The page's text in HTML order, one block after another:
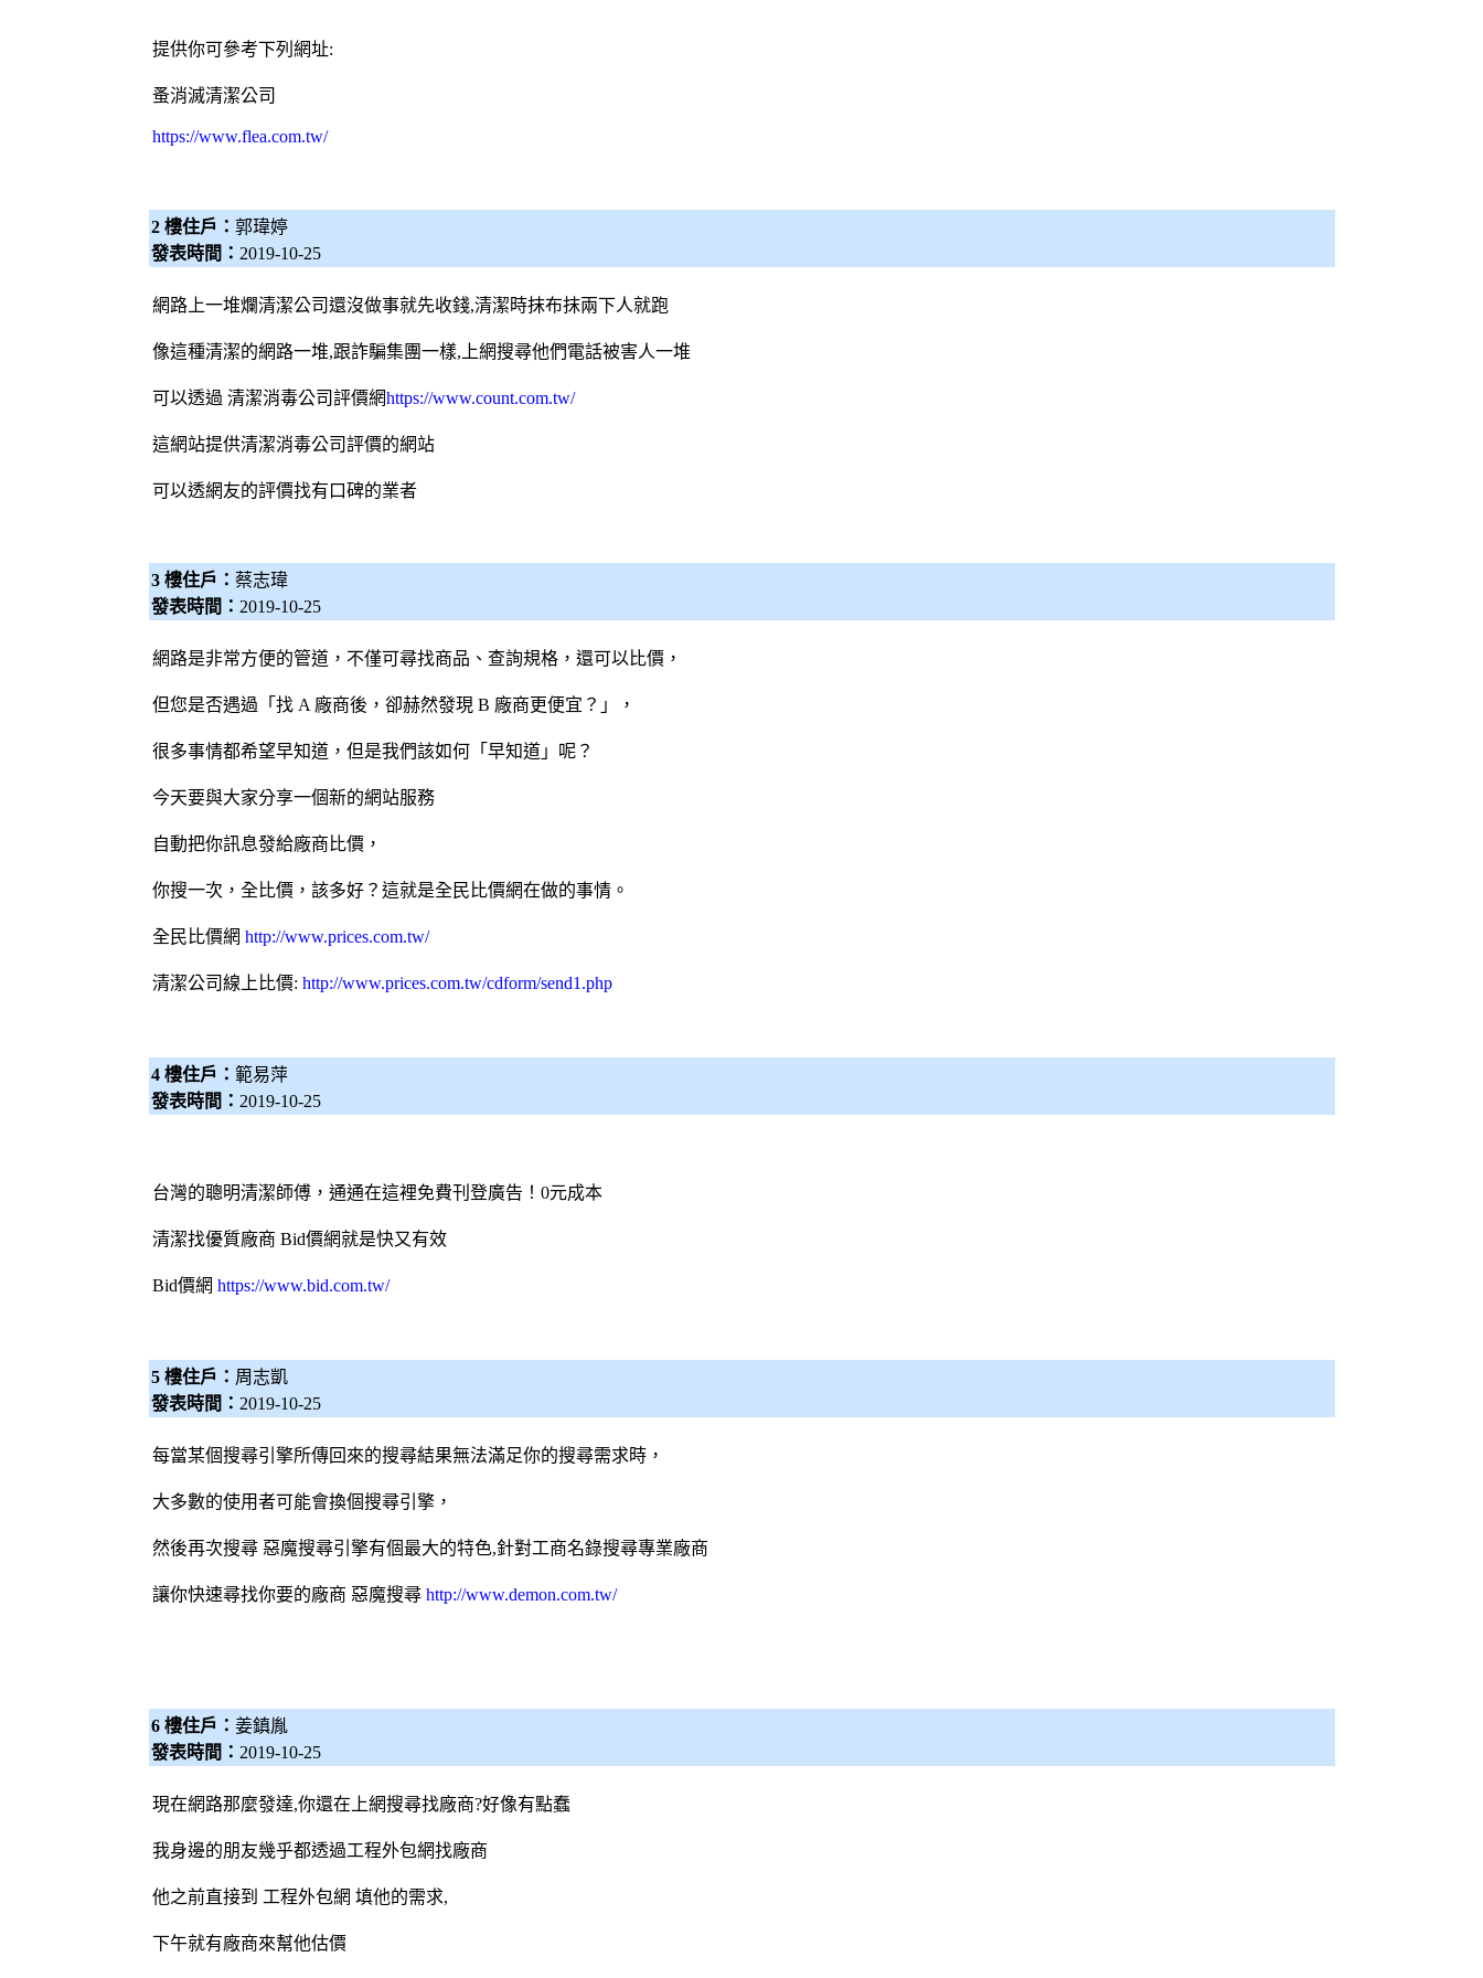
提供你可參考下列網址:
蚤消滅清潔公司
https://www.flea.com.tw/
2 樓住戶： 郭瑋婷
發表時間： 2019-10-25
網路上一堆爛清潔公司還沒做事就先收錢,清潔時抹布抹兩下人就跑
像這種清潔的網路一堆,跟詐騙集團一樣,上網搜尋他們電話被害人一堆
可以透過 清潔消毒公司評價網https://www.count.com.tw/
這網站提供清潔消毒公司評價的網站
可以透網友的評價找有口碑的業者
3 樓住戶： 蔡志瑋
發表時間： 2019-10-25
網路是非常方便的管道，不僅可尋找商品、查詢規格，還可以比價，
但您是否遇過「找 A 廠商後，卻赫然發現 B 廠商更便宜？」，
很多事情都希望早知道，但是我們該如何「早知道」呢？
今天要與大家分享一個新的網站服務
自動把你訊息發給廠商比價，
你搜一次，全比價，該多好？這就是全民比價網在做的事情。
全民比價網 http://www.prices.com.tw/
清潔公司線上比價: http://www.prices.com.tw/cdform/send1.php
4 樓住戶： 範易萍
發表時間： 2019-10-25
台灣的聰明清潔師傅，通通在這裡免費刊登廣告！0元成本
清潔找優質廠商 Bid價網就是快又有效
Bid價網 https://www.bid.com.tw/
5 樓住戶： 周志凱
發表時間： 2019-10-25
每當某個搜尋引擎所傳回來的搜尋結果無法滿足你的搜尋需求時，
大多數的使用者可能會換個搜尋引擎，
然後再次搜尋 惡魔搜尋引擎有個最大的特色,針對工商名錄搜尋專業廠商
讓你快速尋找你要的廠商 惡魔搜尋 http://www.demon.com.tw/
6 樓住戶： 姜鎮胤
發表時間： 2019-10-25
現在網路那麼發達,你還在上網搜尋找廠商?好像有點蠢
我身邊的朋友幾乎都透過工程外包網找廠商
他之前直接到 工程外包網 填他的需求,
下午就有廠商來幫他估價